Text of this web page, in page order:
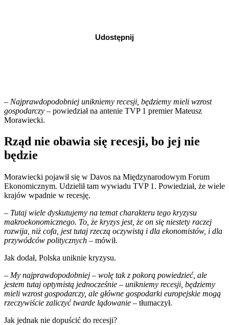
Udostępnij
– Najprawdopodobniej unikniemy recesji, będziemy mieli wzrost
gospodarczy – powiedział na antenie TVP 1 premier Mateusz
Morawiecki.
Rząd nie obawia się recesji, bo jej nie
będzie
Morawiecki pojawił się w Davos na Międzynarodowym Forum
Ekonomicznym. Udzielił tam wywiadu TVP 1. Powiedział, że wiele
krajów wpadnie w recesję.
– Tutaj wiele dyskutujemy na temat charakteru tego kryzysu
makroekonomicznego. To, że kryzys jest, że on się niestety raczej
rozwija, niż cofa, jest tutaj rzeczą oczywistą i dla ekonomistów, i dla
przywódców politycznych – mówił.
Jak dodał, Polska uniknie kryzysu.
– My najprawdopodobniej – wolę tak z pokorą powiedzieć, ale
jestem tutaj optymistą jednocześnie – unikniemy recesji, będziemy
mieli wzrost gospodarczy, ale główne gospodarki europejskie mogą
rzeczywiście zaliczyć twarde lądowanie – tłumaczył.
Jak jednak nie dopuścić do recesji?